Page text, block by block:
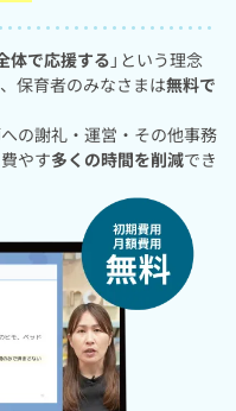
体で応援する 」という理念
保育者のみなさまは無料で
の謝礼・運営・その他事務
やす多くの時間を削減でき